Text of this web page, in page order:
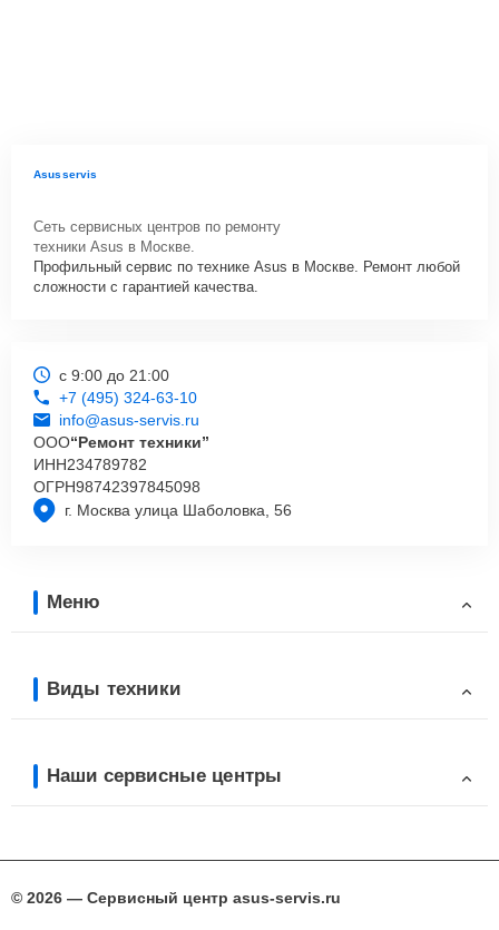
Asusservis
Сеть сервисных центров по ремонту
техники Asus в Москве.
Профильный сервис по технике Asus в Москве. Ремонт любой
сложности с гарантией качества.
г. Москва улица Шаболовка, 56
с 9:00 до 21:00
+7 (495) 324-63-10
info@asus-servis.ru
ООО“Ремонт техники”
ИНН234789782
ОГРН98742397845098
Меню
Виды техники
Наши сервисные центры
© 2026 — Сервисный центр asus-servis.ru